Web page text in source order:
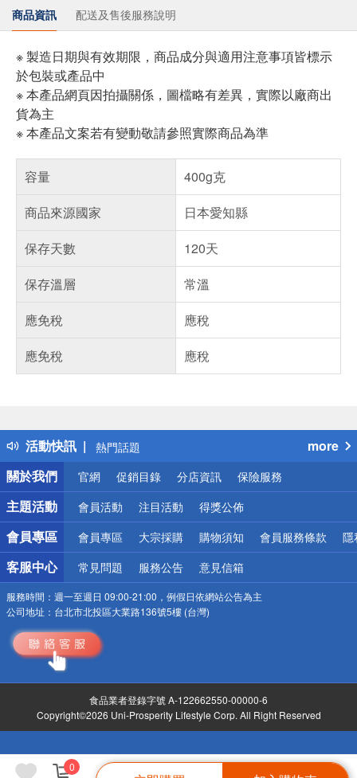
0
商品資訊 配送及售後服務說明
※ 製造日期與有效期限，商品成分與適用注意事項皆標示
於包裝或產品中
※ 本產品網頁因拍攝關係，圖檔略有差異，實際以廠商出
貨為主
※ 本產品文案若有變動敬請參照實際商品為準
容量
400g克
商品來源國家
日本愛知縣
保存天數
120天
保存溫層
常溫
應免稅
應稅
應免稅
應稅
活動快訊
得獎公告
熱門話題
銀行優惠
偏遠地區配送
詐騙網頁！請小心！
more
關於我們
官網 促銷目錄 分店資訊 保險服務
主題活動 會員活動 注目活動 得獎公佈
會員專區 會員專區 大宗採購 購物須知 會員服務條款 隱
客服中心 常見問題 服務公告 意見信箱
服務時間： 週一至週日 09:00-21:00，例假日依網站公告為主
公司地址： 台北市北投區大業路136號5樓 (台灣)
食品業者登錄字號 A-122662550-00000-6
Copyright©2026 Uni-Prosperity Lifestyle Corp. All Right Reserved